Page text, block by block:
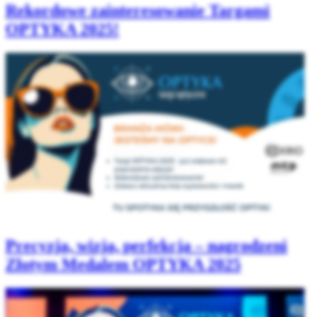
Rekordowe zainteresowanie Targami
OPTYKA 2025!
Precyzja, wizja, perfekcja – nagrodzeni
Złotym Medalem OPTYKA 2025